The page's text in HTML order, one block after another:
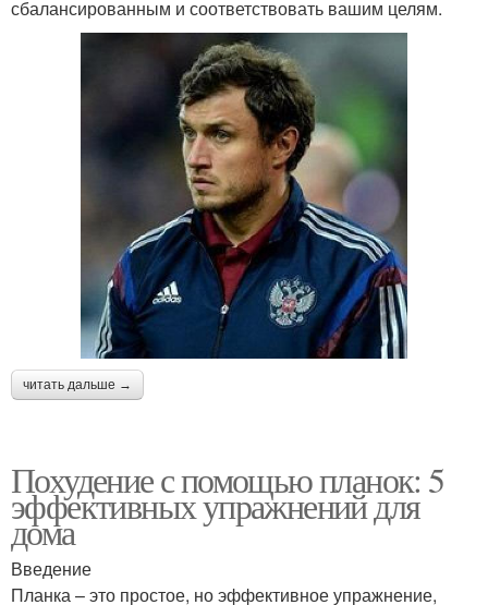
сбалансированным и соответствовать вашим целям.
читать дальше →
Похудение с помощью планок: 5
эффективных упражнений для
дома
Введение
Планка – это простое, но эффективное упражнение,